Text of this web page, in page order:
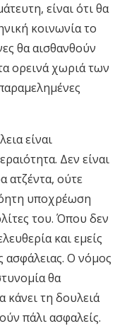
είναι ότι θα
κοινωνία το
θα αισθανθούν
ορεινά χωριά των
είναι
Δεν είναι
ατζέντα, ούτε
υποχρέωση
του. Όπου δεν
και εμείς
ασφάλειας. Ο νόμος
θα
κάνει τη δουλειά
πάλι ασφαλείς.